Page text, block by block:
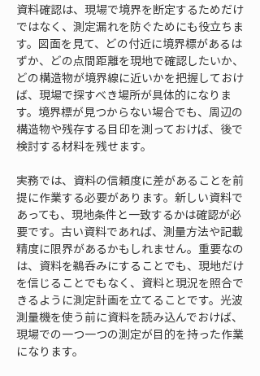
資料確認は、現場で境界を断定するためだけ
ではなく、測定漏れを防ぐためにも役立ちま
す。図面を見て、どの付近に境界標があるは
ずか、どの点間距離を現地で確認したいか、
どの構造物が境界線に近いかを把握しておけ
ば、現場で探すべき場所が具体的になりま
す。境界標が見つからない場合でも、周辺の
構造物や残存する目印を測っておけば、後で
検討する材料を残せます。
実務では、資料の信頼度に差があることを前
提に作業する必要があります。新しい資料で
あっても、現地条件と一致するかは確認が必
要です。古い資料であれば、測量方法や記載
精度に限界があるかもしれません。重要なの
は、資料を鵜呑みにすることでも、現地だけ
を信じることでもなく、資料と現況を照合で
きるように測定計画を立てることです。光波
測量機を使う前に資料を読み込んでおけば、
現場での一つ一つの測定が目的を持った作業
になります。